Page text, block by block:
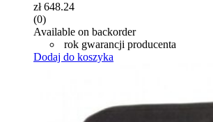
zł648.24
(0)
Available on backorder
rok gwarancji producenta
Dodaj do koszyka